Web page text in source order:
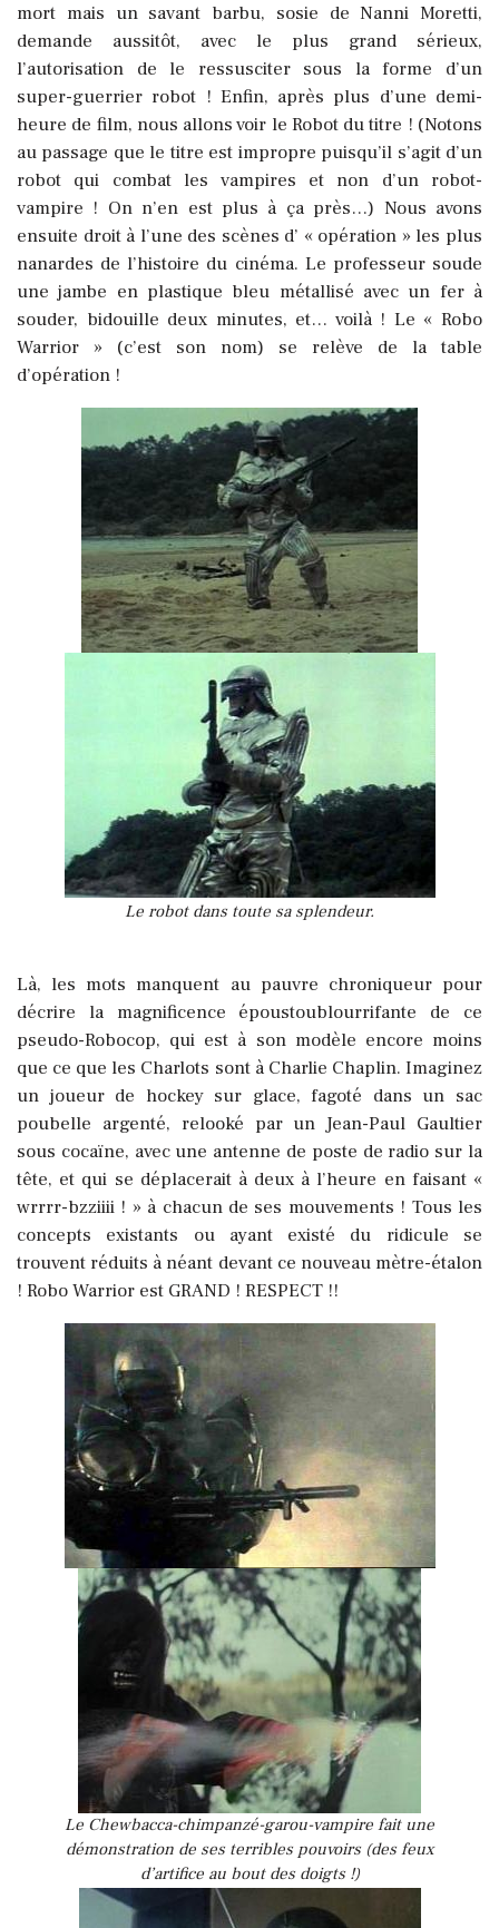
mort mais un savant barbu, sosie de Nanni Moretti,
demande aussitôt, avec le plus grand sérieux,
l’autorisation de le ressusciter sous la forme d’un
super-guerrier robot ! Enfin, après plus d’une demi-
heure de film, nous allons voir le Robot du titre ! (Notons
au passage que le titre est impropre puisqu’il s’agit d’un
robot qui combat les vampires et non d’un robot-
vampire ! On n’en est plus à ça près…) Nous avons
ensuite droit à l’une des scènes d’ « opération » les plus
nanardes de l’histoire du cinéma. Le professeur soude
une jambe en plastique bleu métallisé avec un fer à
souder, bidouille deux minutes, et… voilà ! Le « Robo
Warrior » (c’est son nom) se relève de la table
d’opération !
Le robot dans toute sa splendeur.
Là, les mots manquent au pauvre chroniqueur pour
décrire la magnificence époustoublourrifante de ce
pseudo-Robocop, qui est à son modèle encore moins
que ce que les Charlots sont à Charlie Chaplin. Imaginez
un joueur de hockey sur glace, fagoté dans un sac
poubelle argenté, relooké par un Jean-Paul Gaultier
sous cocaïne, avec une antenne de poste de radio sur la
tête, et qui se déplacerait à deux à l’heure en faisant «
wrrrr-bzziiii ! » à chacun de ses mouvements ! Tous les
concepts existants ou ayant existé du ridicule se
trouvent réduits à néant devant ce nouveau mètre-étalon
! Robo Warrior est GRAND ! RESPECT !!
Le Chewbacca-chimpanzé-garou-vampire fait une
démonstration de ses terribles pouvoirs (des feux
d’artifice au bout des doigts !)